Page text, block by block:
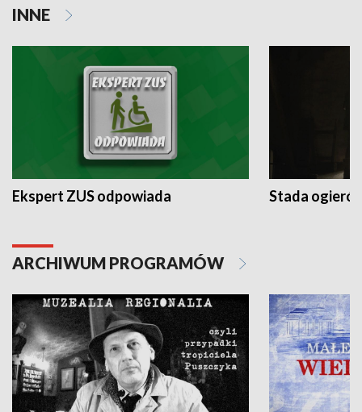
INNE
Ekspert ZUS odpowiada Stada
ARCHIWUM PROGRAMÓW